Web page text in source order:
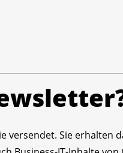
versendet. Sie erhalten